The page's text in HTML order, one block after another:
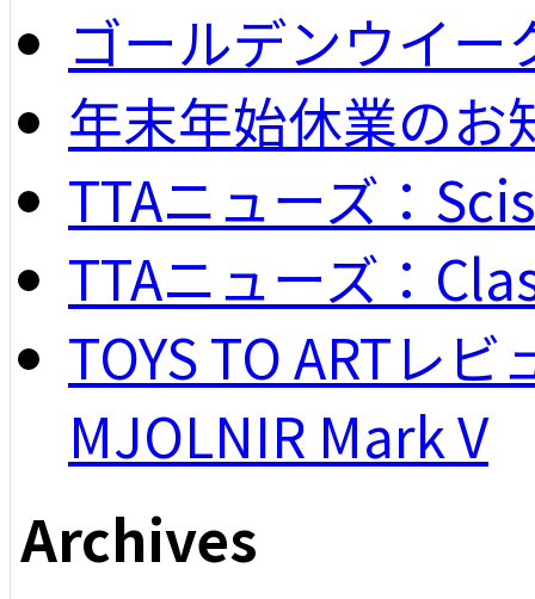
ゴールデンウイー
年末年始休業のお
TTAニューズ：
TTAニューズ：
TOYS TO ARTレ
MJOLNIR Mark V
Archives